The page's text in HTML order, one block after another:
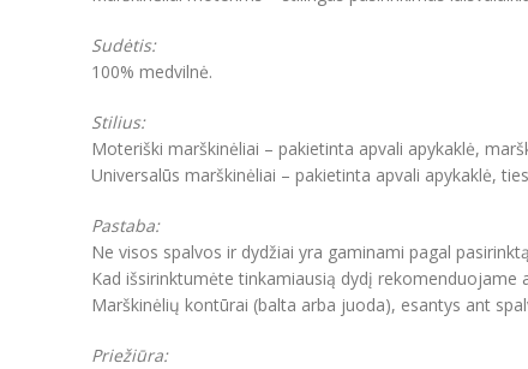
Sudėtis:
100% medvilnė.
Stilius:
Moteriški marškinėliai – pakietinta apvali apykaklė,
Universalūs marškinėliai – pakietinta apvali apykaklė,
Pastaba:
Ne visos spalvos ir dydžiai yra gaminami pagal
Kad išsirinktumėte tinkamiausią dydį rekomenduojame
Marškinėlių kontūrai (balta arba juoda), esantys ant
Priežiūra: